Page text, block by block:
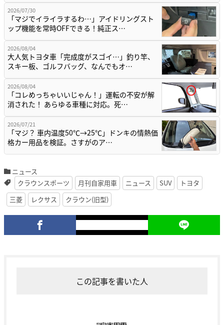
2026/07/30
「マジでイライラするわ…」アイドリングスト
ップ機能を常時OFFできる！純正ス…
2026/08/04
大人気トヨタ車「完成度がスゴイ…」釣り竿、
スキー板、ゴルフバッグ、なんでもオ…
2026/08/04
「コレめっちゃいいじゃん！」運転の不安が解
消された！ あらゆる車種に対応。死…
2026/07/21
「マジ？ 車内温度50℃→25℃」ドンキの情熱価
格カー用品を検証。さすがのア…
ニュース
クラウンスポーツ
月刊自家用車 ニュース SUV
トヨタ
三菱
レクサス クラウン(旧型)
この記事を書いた人